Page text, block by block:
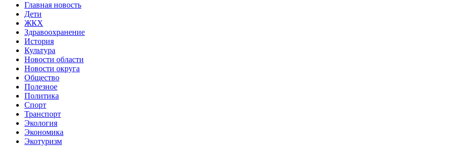
Главная новость
Дети
ЖКХ
Здравоохранение
История
Культура
Новости области
Новости округа
Общество
Полезное
Политика
Спорт
Транспорт
Экология
Экономика
Экотуризм